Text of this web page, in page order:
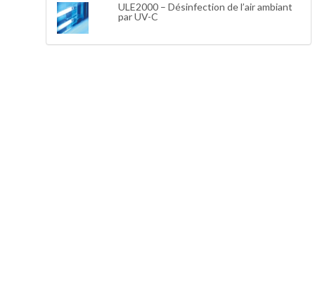
ULE2000 – Désinfection de l’air ambiant
par UV-C